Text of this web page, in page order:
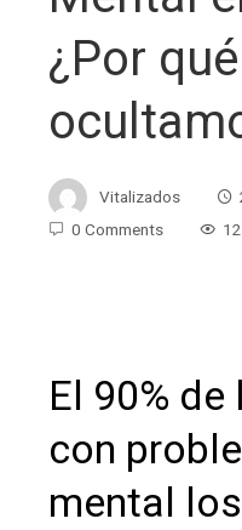
¿Por
Vitalizados
0 Comments
El 90%
con
mental